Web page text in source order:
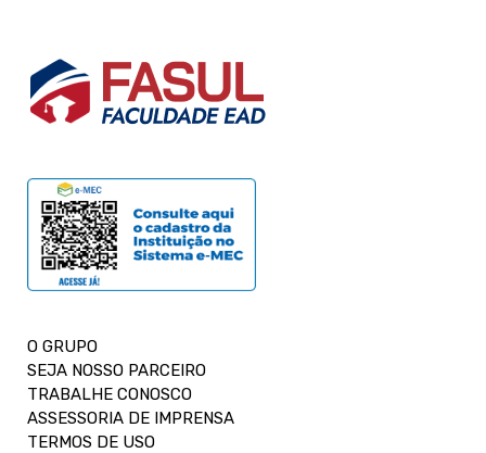
O GRUPO
SEJA NOSSO PARCEIRO
TRABALHE CONOSCO
ASSESSORIA DE IMPRENSA
TERMOS DE USO